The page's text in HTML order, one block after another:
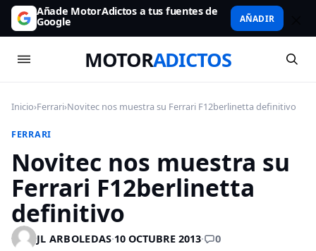
Añade MotorAdictos a tus fuentes de
Google AÑADIR
MOTORADICTOS
Inicio›Ferrari›Novitec nos muestra su Ferrari F12berlinetta definitivo
FERRARI
Novitec nos muestra su
Ferrari F12berlinetta
definitivo
JL ARBOLEDAS·10 OCTUBRE 2013· 0